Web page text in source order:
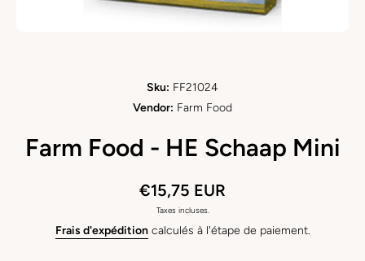
Sku: FF21024
Vendor: Farm Food
Farm Food - HE Schaap Mini
€15,75 EUR
Taxes incluses.
Frais d'expéditioncalculés à l'étape de paiement.